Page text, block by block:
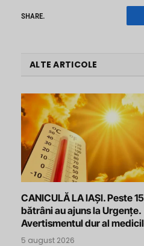
SHARE.
ALTE ARTICOLE
CANICULĂ LA IAȘI. Peste
bătrâni au ajuns la Urgențe.
Avertismentul dur al
5 august 2026